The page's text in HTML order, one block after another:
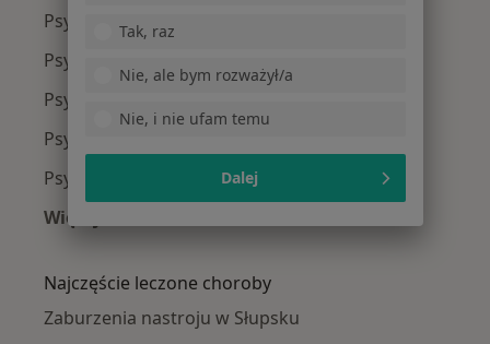
Psycholodzy w Bytowie
Psycholodzy w Lęborku
Psycholodzy w Sławnie
Psycholodzy w
Psycholodzy w Darłowie
Więcej (2)
Najczęście leczone choroby
Zaburzenia nastroju w Słupsku
Tak, raz
Nie, ale bym rozważył/a
Nie, i nie ufam temu
Dalej